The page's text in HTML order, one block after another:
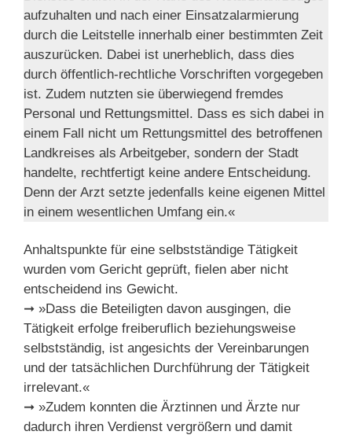
aufzuhalten und nach einer Einsatzalarmierung
durch die Leitstelle innerhalb einer bestimmten Zeit
auszurücken. Dabei ist unerheblich, dass dies
durch öffentlich-rechtliche Vorschriften vorgegeben
ist. Zudem nutzten sie überwiegend fremdes
Personal und Rettungsmittel. Dass es sich dabei in
einem Fall nicht um Rettungsmittel des betroffenen
Landkreises als Arbeitgeber, sondern der Stadt
handelte, rechtfertigt keine andere Entscheidung.
Denn der Arzt setzte jedenfalls keine eigenen Mittel
in einem wesentlichen Umfang ein.«
Anhaltspunkte für eine selbstständige Tätigkeit
wurden vom Gericht geprüft, fielen aber nicht
entscheidend ins Gewicht.
➞ »Dass die Beteiligten davon ausgingen, die
Tätigkeit erfolge freiberuflich beziehungsweise
selbstständig, ist angesichts der Vereinbarungen
und der tatsächlichen Durchführung der Tätigkeit
irrelevant.«
➞ »Zudem konnten die Ärztinnen und Ärzte nur
dadurch ihren Verdienst vergrößern und damit